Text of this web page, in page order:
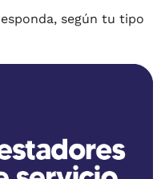
según tu tipo